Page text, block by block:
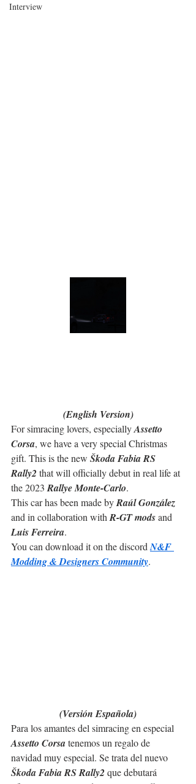
Interview
(English Version)
For simracing lovers, especially Assetto
Corsa, we have a very special Christmas
gift. This is the new Škoda Fabia RS
Rally2 that will officially debut in real life at
the 2023 Rallye Monte-Carlo.
This car has been made by Raúl González
and in collaboration with R-GT mods and
Luis Ferreira.
You can download it on the discord N&F
Modding & Designers Community.
(Versión Española)
Para los amantes del simracing en especial
Assetto Corsa tenemos un regalo de
navidad muy especial. Se trata del nuevo
Škoda Fabia RS Rally2 que debutará